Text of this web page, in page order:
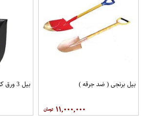
بیل برنجی ( ضد جرقه )
۱۱,۰۰۰,۰۰۰
بیل 3 ورق کره ای DECD